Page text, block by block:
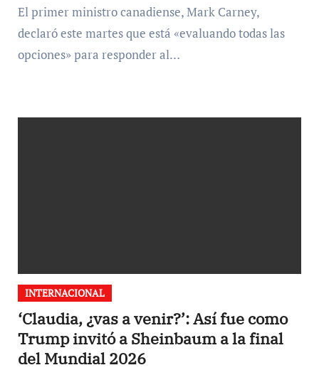
El primer ministro canadiense, Mark Carney,
declaró este martes que está «evaluando todas las
opciones» para responder al…
INTERNACIONAL
‘Claudia, ¿vas a venir?’: Así fue como
Trump invitó a Sheinbaum a la final
del Mundial 2026